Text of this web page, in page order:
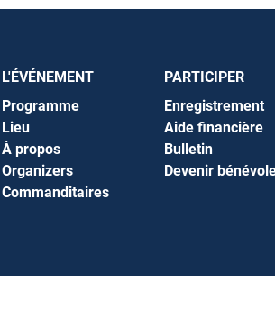
L'ÉVÉNEMENT
Programme
Lieu
À propos
Organizers
Commanditaires
PARTICIPER
Enregistrement
Aide financière
Bulletin
Devenir